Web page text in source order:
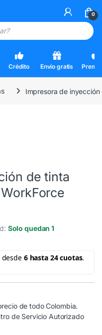
0
Crédito Envío gratis
Impresora de
de tinta
Solo quedan 1
de todo Colombia.
de Servicio Autorizado